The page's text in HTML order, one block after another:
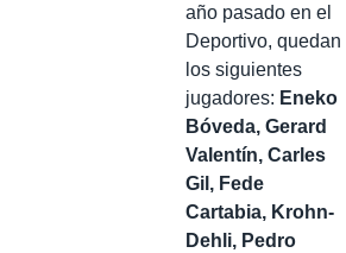
año pasado en el
Deportivo, quedan
los siguientes
jugadores: Eneko
Bóveda, Gerard
Valentín, Carles
Gil, Fede
Cartabia, Krohn-
Dehli, Pedro